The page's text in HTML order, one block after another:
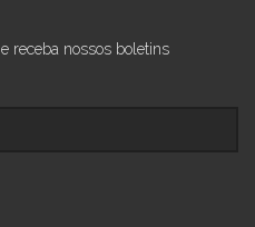
e receba nossos boletins